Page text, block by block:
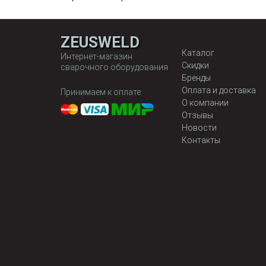
ZEUSWELD
Интернет-магазин
сварочного оборудования
Принимаем к оплате:
Каталог
Скидки
Бренды
Оплата и доставка
О компании
Отзывы
Новости
Контакты